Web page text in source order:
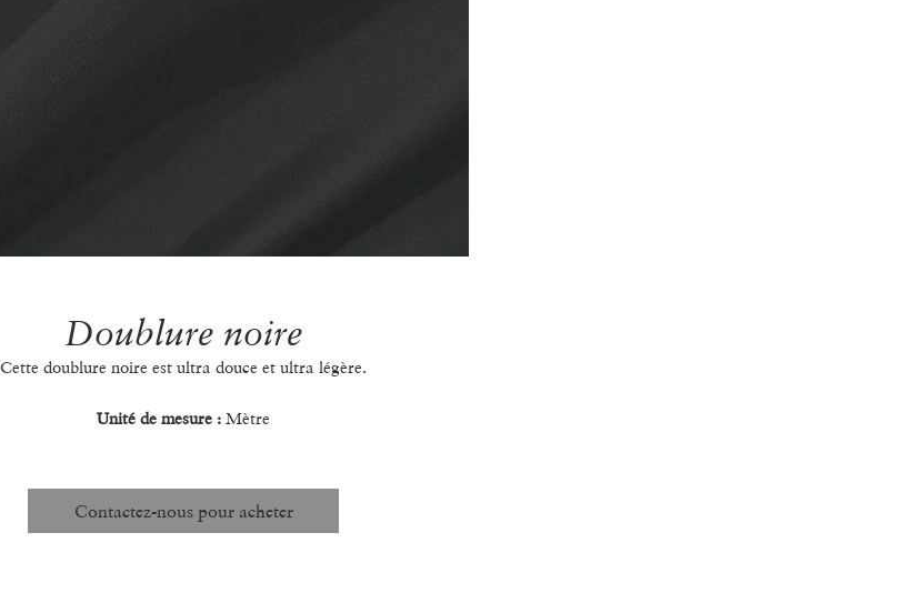
Doublure noire
Cette doublure noire est ultra douce et ultra légère.
Unité de mesure : Mètre
Contactez-nous pour acheter